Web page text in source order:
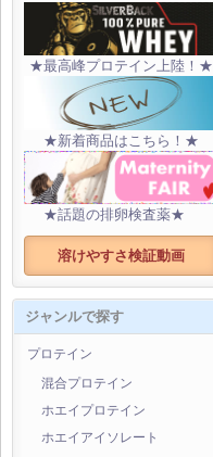
★最高峰プロテイン上陸！★
★新着商品はこちら！★
★話題の排卵検査薬★
溶けやすさ検証動画
ジャンルで探す
プロテイン
混合プロテイン
ホエイプロテイン
ホエイアイソレート